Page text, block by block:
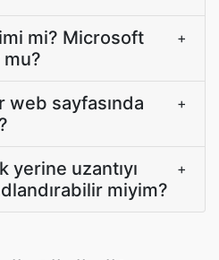
mi? Microsoft
mu?
+
web sayfasında
+
yerine uzantıyı
miyim?
+